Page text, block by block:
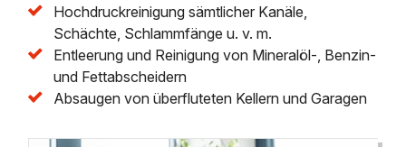
Hochdruckreinigung sämtlicher Kanäle,
Schächte, Schlammfänge u. v. m.
Entleerung und Reinigung von Mineralöl-, Benzin-
und Fettabscheidern
Absaugen von überfluteten Kellern und Garagen